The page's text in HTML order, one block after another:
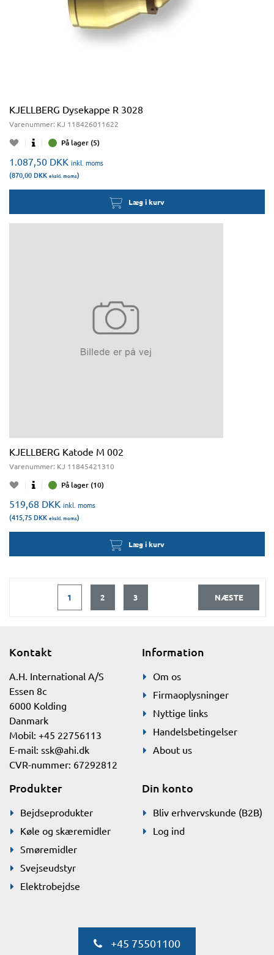
KJELLBERG Dysekappe R 3028
Varenummer: KJ 118426011622
På lager (5)
1.087,50 DKK inkl. moms
(870,00 DKK ekskl. moms)
Læg i kurv
KJELLBERG Katode M 002
Varenummer: KJ 11845421310
På lager (10)
519,68 DKK inkl. moms
(415,75 DKK ekskl. moms)
Læg i kurv
1 2 3 NÆSTE
Kontakt
A.H. International A/S
Essen 8c
6000 Kolding
Danmark
Mobil: +45 22756113
E-mail: ssk@ahi.dk
CVR-nummer: 67292812
Information
Om os
Firmaoplysninger
Nyttige links
Handelsbetingelser
About us
Produkter
Bejdseprodukter
Køle og skæremidler
Smøremidler
Svejseudstyr
Elektrobejdse
Din konto
Bliv erhvervskunde (B2B)
Log ind
+45 75501100